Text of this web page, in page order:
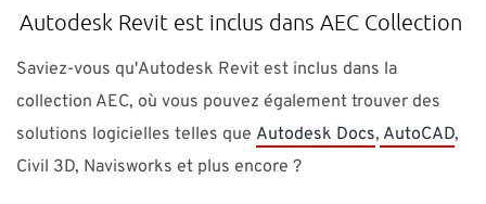
Autodesk Revit est inclus dans AEC Collection
Saviez-vous qu'Autodesk Revit est inclus dans la
collection AEC, où vous pouvez également trouver des
solutions logicielles telles que Autodesk Docs, AutoCAD,
Civil 3D, Navisworks et plus encore ?